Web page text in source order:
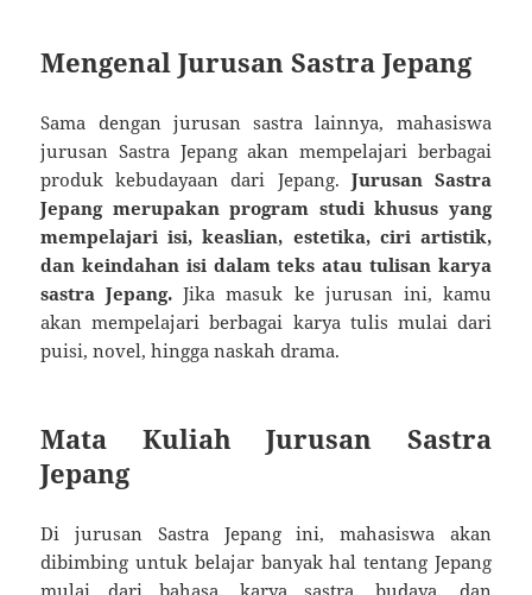
Mengenal Jurusan Sastra Jepang
Sama dengan jurusan sastra lainnya, mahasiswa
jurusan Sastra Jepang akan mempelajari berbagai
produk kebudayaan dari Jepang. Jurusan Sastra
Jepang merupakan program studi khusus yang
mempelajari isi, keaslian, estetika, ciri artistik,
dan keindahan isi dalam teks atau tulisan karya
sastra Jepang. Jika masuk ke jurusan ini, kamu
akan mempelajari berbagai karya tulis mulai dari
puisi, novel, hingga naskah drama.
Mata Kuliah Jurusan Sastra
Jepang
Di jurusan Sastra Jepang ini, mahasiswa akan
dibimbing untuk belajar banyak hal tentang Jepang